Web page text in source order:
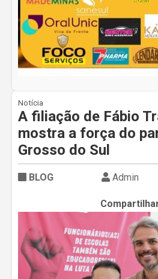
Notícia
A filiação de Fábio
mostra a força do
Grosso do Sul
BLOG Admin